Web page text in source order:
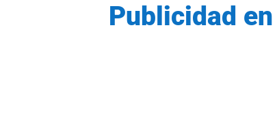
Publicidad